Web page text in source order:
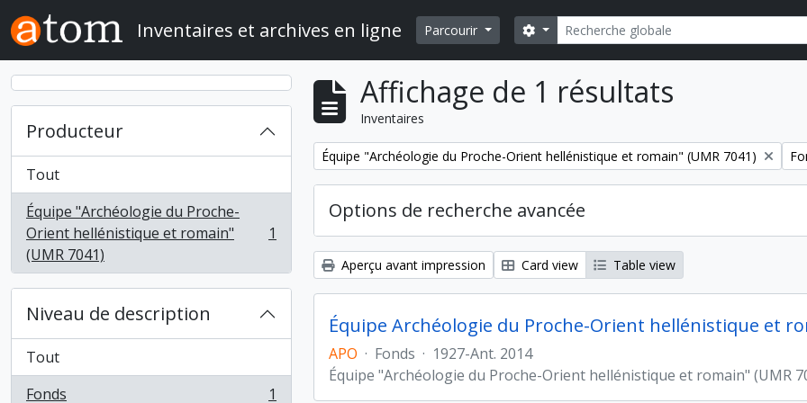
Skip to main content
Inventaires et archives en ligne Parcourir Rechercher
Search options
Producteur
Tout
Équipe "Archéologie du Proche-
Orient hellénistique et romain"
(UMR 7041)
, 1 résultats 1
Niveau de description
Tout
Fonds
1
Affichage de 1 résultats
Inventaires
Remove filter:
Équipe "Archéologie du Proche-Orient hellénistique et romain" (UMR 7041)
Options de recherche avancée
Aperçu avant impression Card view Table view
Équipe Archéologie du Proche-Orient hellénistique et
APO · Fonds · 1927-Ant. 2014
Équipe "Archéologie du Proche-Orient hellénistique et romain" (UMR